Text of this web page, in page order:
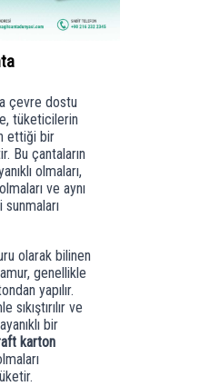
çevre dostu
tüketicilerin
ettiği bir
Bu çantaların
olmaları,
ve aynı
olarak bilinen
genellikle
yapılır.
ve
bir
karton